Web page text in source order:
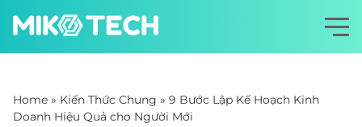
Home » Kiến Thức Chung » 9 Bước Lập Kế Hoạch Kinh
Doanh Hiệu Quả cho Người Mới